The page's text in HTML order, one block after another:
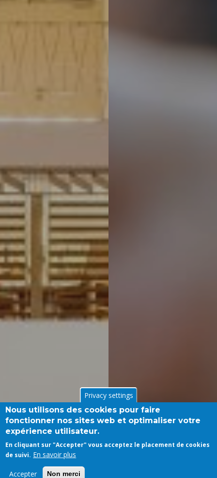
Privacy settings
Nous utilisons des cookies pour faire
fonctionner nos sites web et optimaliser votre
expérience utilisateur.
En cliquant sur "Accepter" vous acceptez le placement de cookies
de suivi. En savoir plus
Accepter Non merci